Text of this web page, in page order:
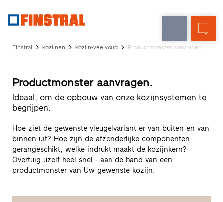
Glasgevels
Showroom
Heeze
Showroom
Showroom
Apeldoorn
Snelle
toegang
Finstral Kozijnen Kozijn-veelvoud Productmonster aanvragen
Productmonster aanvragen.
Ideaal, om de opbouw van onze kozijnsystemen te
begrijpen.
Hoe ziet de gewenste vleugelvariant er van buiten en van
binnen uit? Hoe zijn de afzonderlijke componenten
gerangeschikt, welke indrukt maakt de kozijnkern?
Overtuig uzelf heel snel - aan de hand van een
productmonster van Uw gewenste kozijn.